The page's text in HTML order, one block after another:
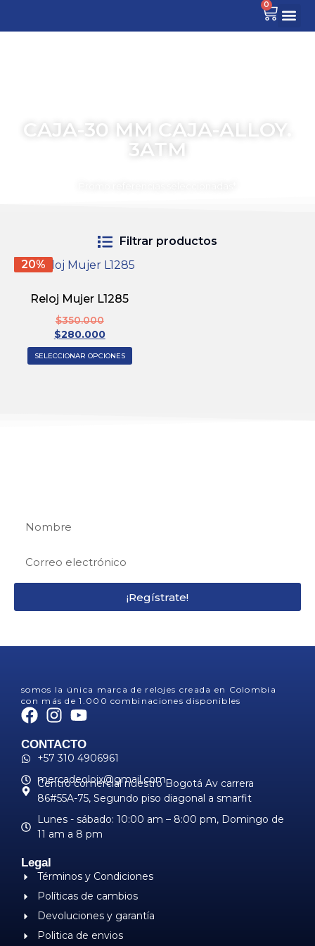
0
CAJA-30 MM CAJA-ALLOY.
3ATM
Filtrar productos
20%
Reloj Mujer L1285
$350.000
$280.000
SELECCIONAR OPCIONES
¡Regístrate!
somos la única marca de relojes creada en Colombia
con más de 1.000 combinaciones disponibles
CONTACTO
+57 310 4906961
mercadeoloix@gmail.com
Centro comercial nuestro Bogotá Av carrera
86#55A-75, Segundo piso diagonal a smarfit
Lunes - sábado: 10:00 am – 8:00 pm, ​Domingo de
11 am a 8 pm
Legal
Términos y Condiciones
Políticas de cambios
Devoluciones y garantía
Politica de envios